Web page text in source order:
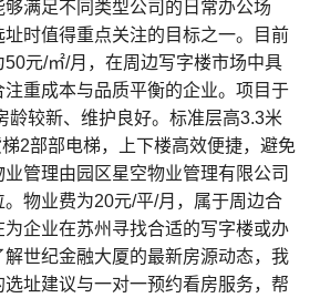
满足不同类型公司的日常办公场
时值得重点关注的目标之一。目前
元/㎡/月，在周边写字楼市场中具
重成本与品质平衡的企业。项目于
龄较新、维护良好。标准层高3.3米
2部部电梯，上下楼高效便捷，避免
管理由园区星空物业管理有限公司
物业费为20元/平/月，属于周边合
企业在苏州寻找合适的写字楼或办
世纪金融大厦的最新房源动态，我
址建议与一对一预约看房服务，帮